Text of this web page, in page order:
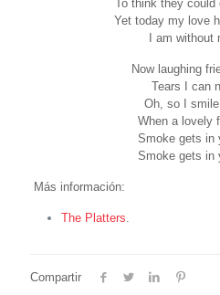
To think they could
Yet today my love
I am without
Now laughing
Tears I can
Oh, so I
When a lovely
Smoke gets in
Smoke gets in
Más información:
The Platters.
Compartir